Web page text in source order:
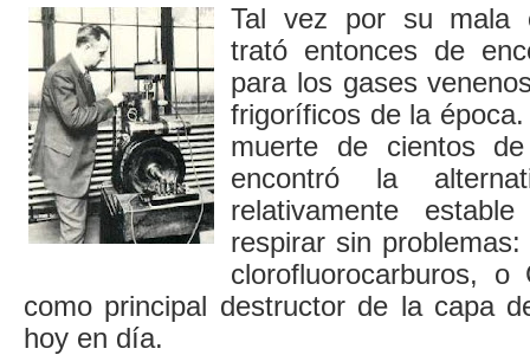
Tal vez por su mala
trató entonces de
para los gases
frigoríficos de la
muerte de cientos
encontró la
relativamente
respirar sin
clorofluorocarburos,
como principal destructor de la capa
hoy en día.